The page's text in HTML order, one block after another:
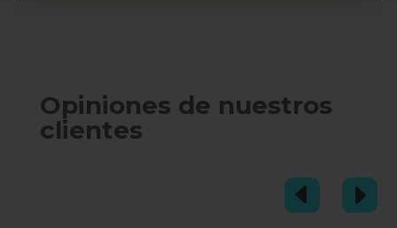
Opiniones de nuestros
clientes
D E